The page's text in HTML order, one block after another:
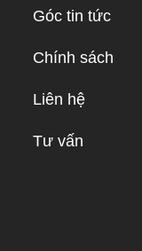
Góc tin tức
Chính sách
Liên hệ
Tư vấn